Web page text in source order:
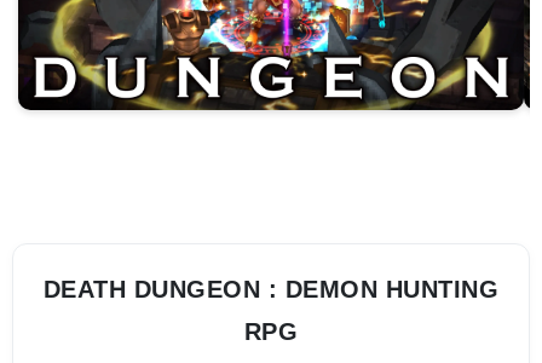
DEATH DUNGEON : DEMON HUNTING
RPG